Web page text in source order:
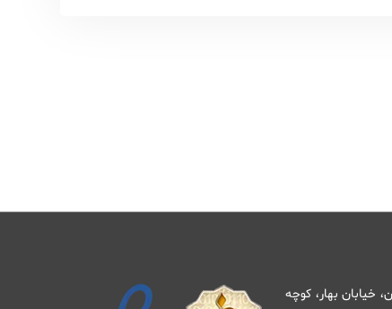
خیابان بهار، کوچه